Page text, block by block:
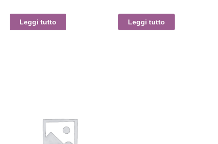
Leggi tutto Leggi tutto